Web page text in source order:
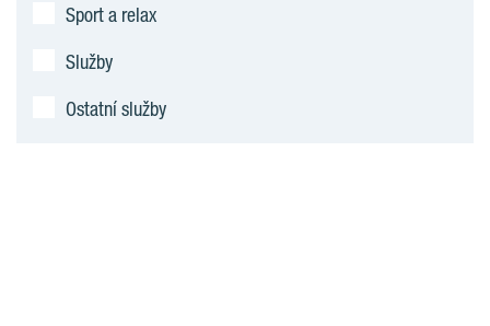
Sport a relax
Služby
Ostatní služby